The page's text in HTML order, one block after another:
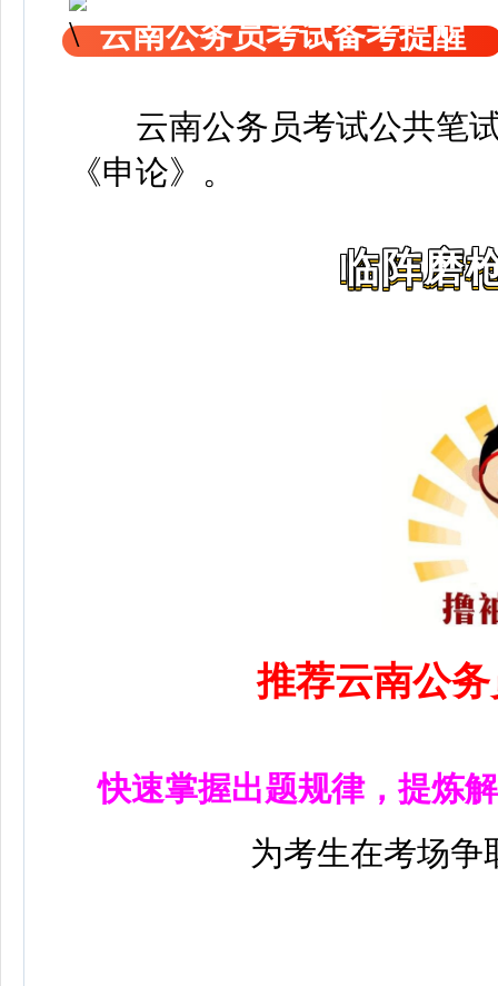
云南公务员考试备考提醒
云南公务员考试公共笔
《申论》 。
临阵磨
推荐云南公
快速掌握出题规律，提炼
为考生在考场争